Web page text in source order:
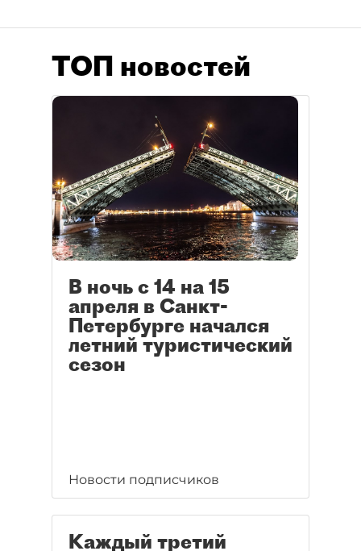
ТОП новостей
В ночь с 14 на 15
апреля в Санкт-
Петербурге начался
летний туристический
сезон
Новости подписчиков
Каждый третий